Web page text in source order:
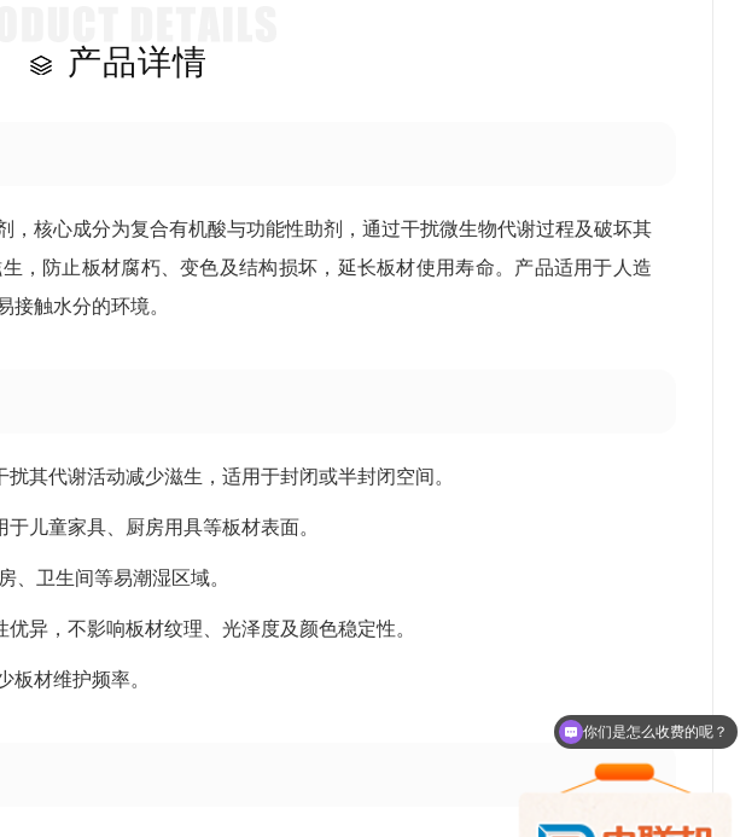
产品详情
，核心成分为复合有机酸与功能性助剂，通过干扰微生物代谢过程及破坏其
，防止板材腐朽、变色及结构损坏，延长板材使用寿命。产品适用于人造
接触水分的环境。
其代谢活动减少滋生，适用于封闭或半封闭空间。
儿童家具、厨房用具等板材表面。
卫生间等易潮湿区域。
异，不影响板材纹理、光泽度及颜色稳定性。
板材维护频率。
你们是怎么收费的呢？